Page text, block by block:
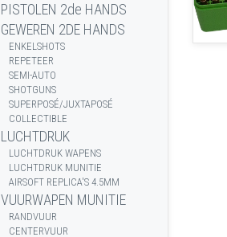
PISTOLEN 2de HANDS
GEWEREN 2DE HANDS
ENKELSHOTS
REPETEER
SEMI-AUTO
SHOTGUNS
SUPERPOSÉ/JUXTAPOSÉ
COLLECTIBLE
LUCHTDRUK
LUCHTDRUK WAPENS
LUCHTDRUK MUNITIE
AIRSOFT REPLICA'S 4.5MM
VUURWAPEN MUNITIE
RANDVUUR
CENTERVUUR